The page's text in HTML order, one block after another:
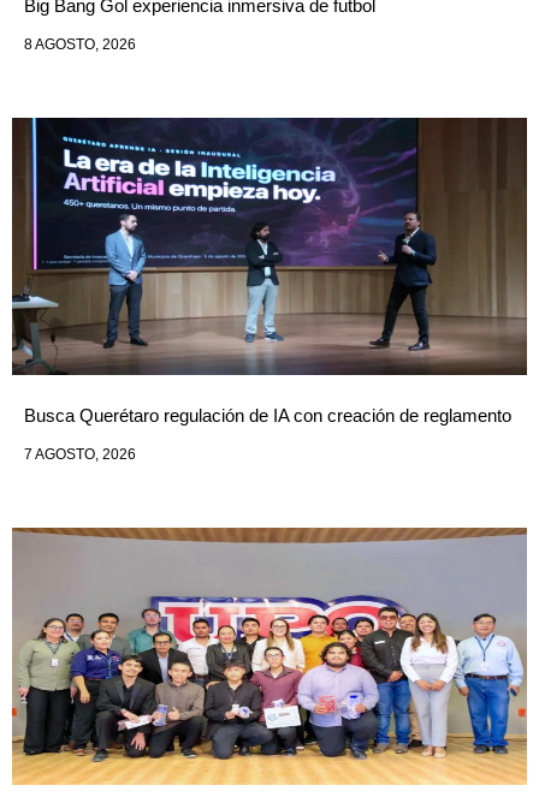
Big Bang Gol experiencia inmersiva de futbol
8 AGOSTO, 2026
Busca Querétaro regulación de IA con creación de reglamento
7 AGOSTO, 2026